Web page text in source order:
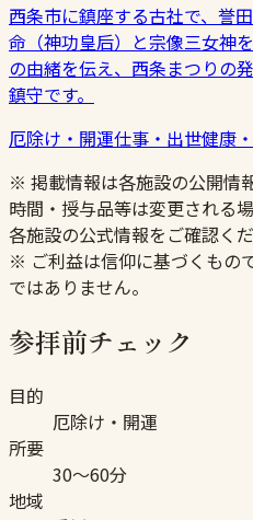
西条市に鎮座する古社で、誉
命（神功皇后）と宗像三女神
の由緒を伝え、西条まつりの
鎮守です。
厄除け・開運仕事・出世健康
※ 掲載情報は各施設の公開情
時間・授与品等は変更される
各施設の公式情報をご確認くだ
※ ご利益は信仰に基づくもの
ではありません。
参拝前チェック
目的
厄除け・開運
所要
30〜60分
地域